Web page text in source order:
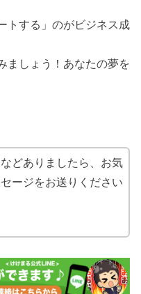
トする」のがビジネス成
ましょう！あなたの夢を
どありましたら、お気
ージをお送りください